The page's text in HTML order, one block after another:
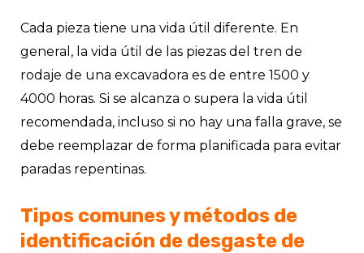
Cada pieza tiene una vida útil diferente. En
general, la vida útil de las piezas del tren de
rodaje de una excavadora es de entre 1500 y
4000 horas. Si se alcanza o supera la vida útil
recomendada, incluso si no hay una falla grave, se
debe reemplazar de forma planificada para evitar
paradas repentinas.
Tipos comunes y métodos de
identificación de desgaste de